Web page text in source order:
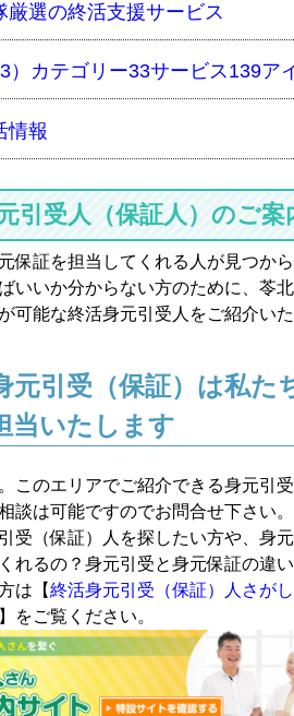
厳選の終活支援サービス
）カテゴリー33サービス139ア
情報
引受人（保証人）のご案
保証を担当してくれる人が見つか
いいか分からない方のために、苓
可能な終活身元引受人をご紹介い
元引受（保証）は私た
当いたします
このエリアでご紹介できる身元引
談は可能ですのでお問合せ下さい。
受（保証）人を探したい方や、身
れるの？身元引受と身元保証の違
は【終活身元引受（保証）人さが
】をご覧ください。